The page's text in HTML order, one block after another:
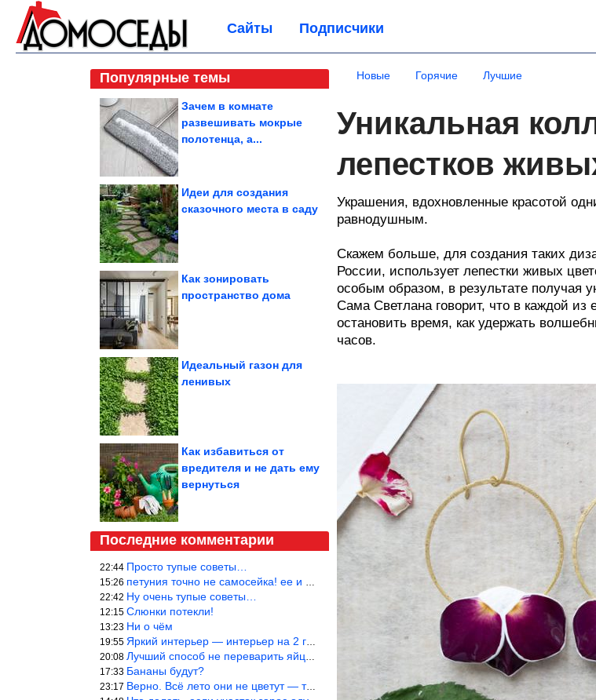
Сайты Подписчики
Популярные темы
Зачем в комнате
развешивать мокрые
полотенца, а...
Идеи для создания
сказочного места в саду
Как зонировать
пространство дома
Идеальный газон для
ленивых
Как избавиться от
вредителя и не дать ему
вернуться
Последние комментарии
22:44 Просто тупые советы…
15:26 петуния точно не самосейка! ее и из рассады тяжело вырастить!
22:42 Ну очень тупые советы…
12:15 Слюнки потекли!
13:23 Ни о чём
19:55 Яркий интерьер — интерьер на 2 года! Человек должен отдыхать в с
20:08 Лучший способ не переварить яйцо — довести его до кипения и выкл
17:33 Бананы будут?
23:17 Верно. Всё лето они не цветут — только в его начале. Достаточно
Новые Горячие Лучшие
Уникальная
лепестков
Украшения, вдохновленные красотой
равнодушным.
Скажем больше, для создания таких
России, использует лепестки живых
особым образом, в результате получая
Сама Светлана говорит, что в каждой из
остановить время, как удержать
часов.